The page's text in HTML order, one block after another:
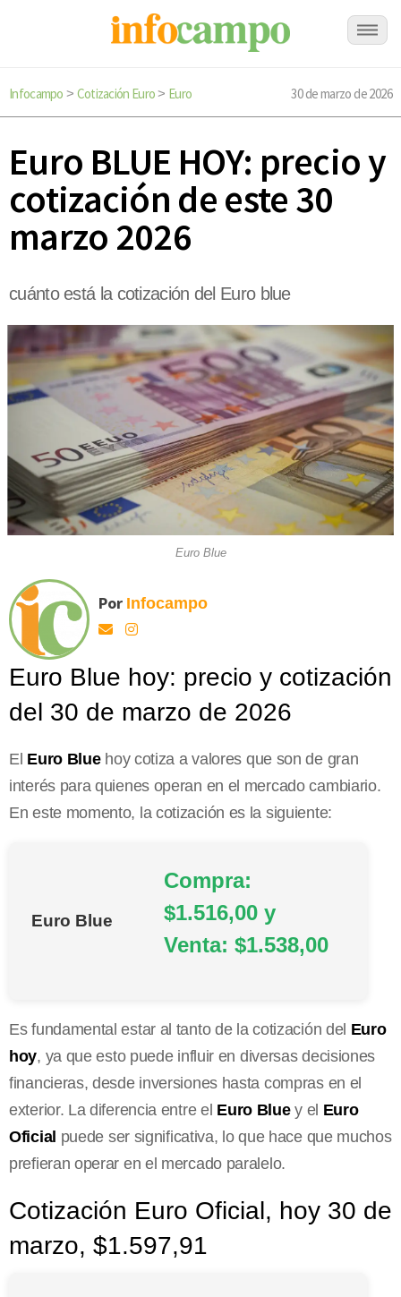
Infocampo > Cotización Euro> Euro 30 de marzo de 2026
Euro BLUE HOY: precio y
cotización de este 30
marzo 2026
cuánto está la cotización del Euro blue
Euro Blue
Por Infocampo
Euro Blue hoy: precio y cotización
del 30 de marzo de 2026
El Euro Bluehoy cotiza a valores que son de gran
interés para quienes operan en el mercado cambiario.
En este momento, la cotización es la siguiente:
Euro Blue
Compra:
$1.516,00 y
Venta: $1.538,00
Es fundamental estar al tanto de la cotización del Euro
hoy, ya que esto puede influir en diversas decisiones
financieras, desde inversiones hasta compras en el
exterior. La diferencia entre el Euro Bluey el Euro
Oficial puede ser significativa, lo que hace que muchos
prefieran operar en el mercado paralelo.
Cotización Euro Oficial, hoy 30 de
marzo, $1.597,91